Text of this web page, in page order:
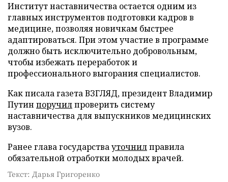
Институт наставничества остается одним из
главных инструментов подготовки кадров в
медицине, позволяя новичкам быстрее
адаптироваться. При этом участие в программе
должно быть исключительно добровольным,
чтобы избежать переработок и
профессионального выгорания специалистов.
Как писала газета ВЗГЛЯД, президент Владимир
Путин поручилпроверить систему
наставничества для выпускников медицинских
вузов.
Ранее глава государствауточнилправила
обязательной отработки молодых врачей.
Текст: Дарья Григоренко